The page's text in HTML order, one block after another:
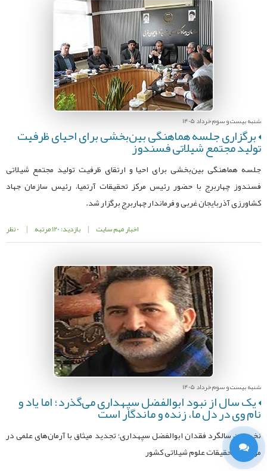
شنبه بیست و سوم خرداد 1405
برگزاری جلسه هماهنگی بین‌بخشی برای احیای ظرفیت
تولید مجتمع شیلاتی فسندوز
جلسه هماهنگی بین‌بخشی برای احیا و ارتقای ظرفیت تولید مجتمع شیلاتی
فسندوز چهاربرج با حضور رئیس مرکز تحقیقات آرتمیا، رئیس سازمان جهاد
کشاورزی آذربایجان غربی و فرماندار چهاربرج برگزار شد.
اخبار مهم سایت | بازدید: 120 مرتبه | 0 نظر
شنبه بیست و سوم خرداد 1405
یک سال از نبود ابوالفضل سپهداری می‌گذرد؛ اما یاد و
نام وی در دل ما، زنده و ماندگار است
نخستین سالگرد فقدان ابوالفضل سپهداری؛ تجدید میثاق با آرمان‌های علمی در
موسسه تحقیقات علوم شیلاتی کشور